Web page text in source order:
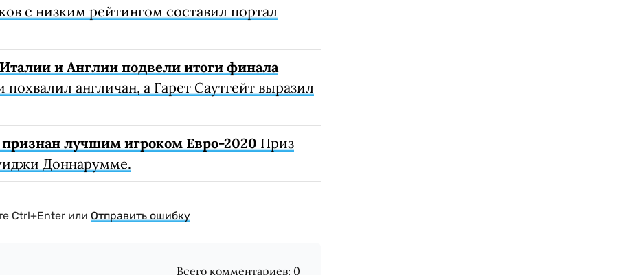
с низким рейтингом составил портал
и Англии подвели итоги финала
англичан, а Гарет Саутгейт выразил
лучшим игроком Евро-2020 Приз
Доннарумме.
Ctrl+Enter или Отправить ошибку
Всего комментариев: 0